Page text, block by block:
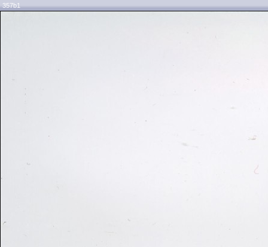
357b1